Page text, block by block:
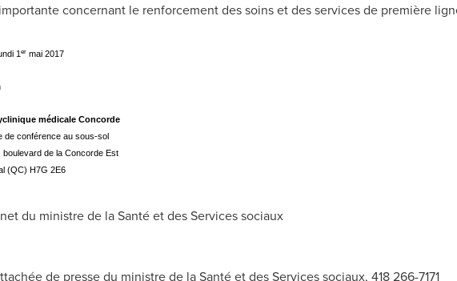
concernant le renforcement des soins et des services de première
1 ermai 2017
médicale Concorde
de conférence au sous-sol
boulevard de la Concorde Est
(QC) H7G 2E6
du ministre de la Santé et des Services sociaux
de presse du ministre de la Santé et des Services sociaux, 418 266-7171